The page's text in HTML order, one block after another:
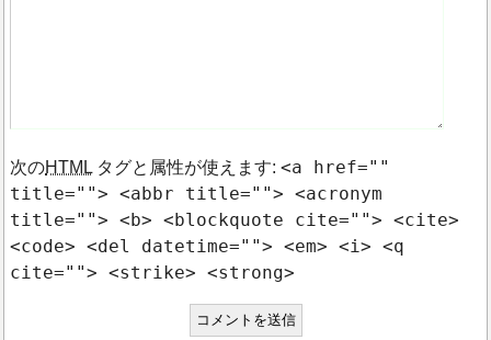
次のHTMLタグと属性が使えます:<a href=""
title=""> <abbr title=""> <acronym
title=""> <b> <blockquote cite=""> <cite>
<code> <del datetime=""> <em> <i> <q
cite=""> <strike> <strong>